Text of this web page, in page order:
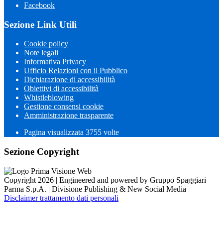
Facebook
Sezione Link Utili
Cookie policy
Note legali
Informativa Privacy
Ufficio Relazioni con il Pubblico
Dichiarazione di accessibilità
Obiettivi di accessibilità
Whistleblowing
Gestione consensi cookie
Amministrazione trasparente
Pagina visualizzata 3755 volte
Sezione Copyright
Copyright 2026 | Engineered and powered by Gruppo Spaggiari
Parma S.p.A. | Divisione Publishing & New Social Media
Disclaimer trattamento dati personali